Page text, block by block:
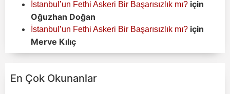
İstanbul’un Fethi Askeri Bir Başarısızlık mı? için
Oğuzhan Doğan
İstanbul’un Fethi Askeri Bir Başarısızlık mı? için
Merve Kılıç
En Çok Okunanlar